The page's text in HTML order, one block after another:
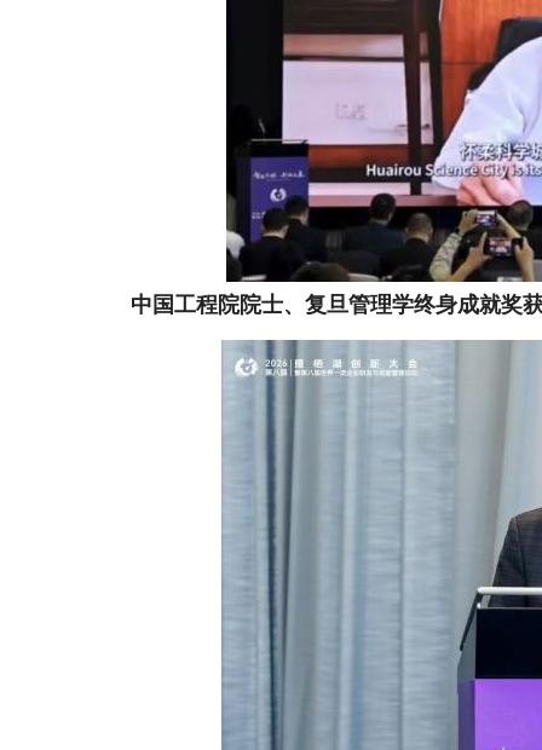
中国工程院院士、复旦管理学终身成就奖